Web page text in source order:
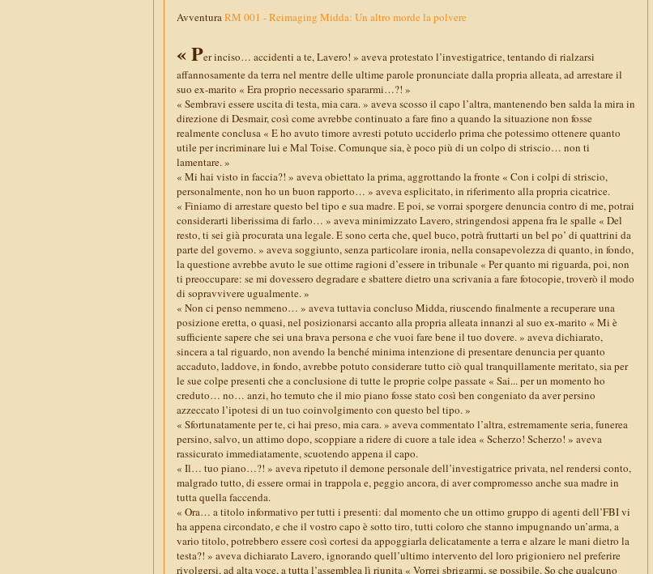
AvventuraRM 001 - Reimaging Midda: Un altro morde la polvere
« Per inciso… accidenti a te, Lavero! » aveva protestato l’investigatrice, tentando di rialzarsi
affannosamente da terra nel mentre delle ultime parole pronunciate dalla propria alleata, ad arrestare il
suo ex-marito « Era proprio necessario spararmi…?! »
« Sembravi essere uscita di testa, mia cara. » aveva scosso il capo l’altra, mantenendo ben salda la mira in
direzione di Desmair, così come avrebbe continuato a fare fino a quando la situazione non fosse
realmente conclusa « E ho avuto timore avresti potuto ucciderlo prima che potessimo ottenere quanto
utile per incriminare lui e Mal Toise. Comunque sia, è poco più di un colpo di striscio… non ti
lamentare. »
« Mi hai visto in faccia?! » aveva obiettato la prima, aggrottando la fronte « Con i colpi di striscio,
personalmente, non ho un buon rapporto… » aveva esplicitato, in riferimento alla propria cicatrice.
« Finiamo di arrestare questo bel tipo e sua madre. E poi, se vorrai sporgere denuncia contro di me, potrai
considerarti liberissima di farlo… » aveva minimizzato Lavero, stringendosi appena fra le spalle « Del
resto, ti sei già procurata una legale. E sono certa che, quel buco, potrà fruttarti un bel po’ di quattrini da
parte del governo. » aveva soggiunto, senza particolare ironia, nella consapevolezza di quanto, in fondo,
la questione avrebbe avuto le sue ottime ragioni d’essere in tribunale « Per quanto mi riguarda, poi, non
ti preoccupare: se mi dovessero degradare e sbattere dietro una scrivania a fare fotocopie, troverò il modo
di sopravvivere ugualmente. »
« Non ci penso nemmeno… » aveva tuttavia concluso Midda, riuscendo finalmente a recuperare una
posizione eretta, o quasi, nel posizionarsi accanto alla propria alleata innanzi al suo ex-marito « Mi è
sufficiente sapere che sei una brava persona e che vuoi fare bene il tuo dovere. » aveva dichiarato,
sincera a tal riguardo, non avendo la benché minima intenzione di presentare denuncia per quanto
accaduto, laddove, in fondo, avrebbe potuto considerare tutto ciò qual tranquillamente meritato, sia per
le sue colpe presenti che a conclusione di tutte le proprie colpe passate « Sai... per un momento ho
creduto… no… anzi, ho temuto che il mio piano fosse stato così ben congeniato da aver persino
azzeccato l’ipotesi di un tuo coinvolgimento con questo bel tipo. »
« Sfortunatamente per te, ci hai preso, mia cara. » aveva commentato l’altra, estremamente seria, funerea
persino, salvo, un attimo dopo, scoppiare a ridere di cuore a tale idea « Scherzo! Scherzo! » aveva
rassicurato immediatamente, scuotendo appena il capo.
« Il… tuo piano…?! » aveva ripetuto il demone personale dell’investigatrice privata, nel rendersi conto,
malgrado tutto, di essere ormai in trappola e, peggio ancora, di aver compromesso anche sua madre in
tutta quella faccenda.
« Ora… a titolo informativo per tutti i presenti: dal momento che un ottimo gruppo di agenti dell’FBI vi
ha appena circondato, e che il vostro capo è sotto tiro, tutti coloro che stanno impugnando un’arma, a
vario titolo, potrebbero essere così cortesi da appoggiarla delicatamente a terra e alzare le mani dietro la
testa?! » aveva dichiarato Lavero, ignorando quell’ultimo intervento del loro prigioniero nel preferire
rivolgersi, ad alta voce, a tutta l’assemblea lì riunita « Vorrei sbrigarmi, se possibile. So che qualcuno